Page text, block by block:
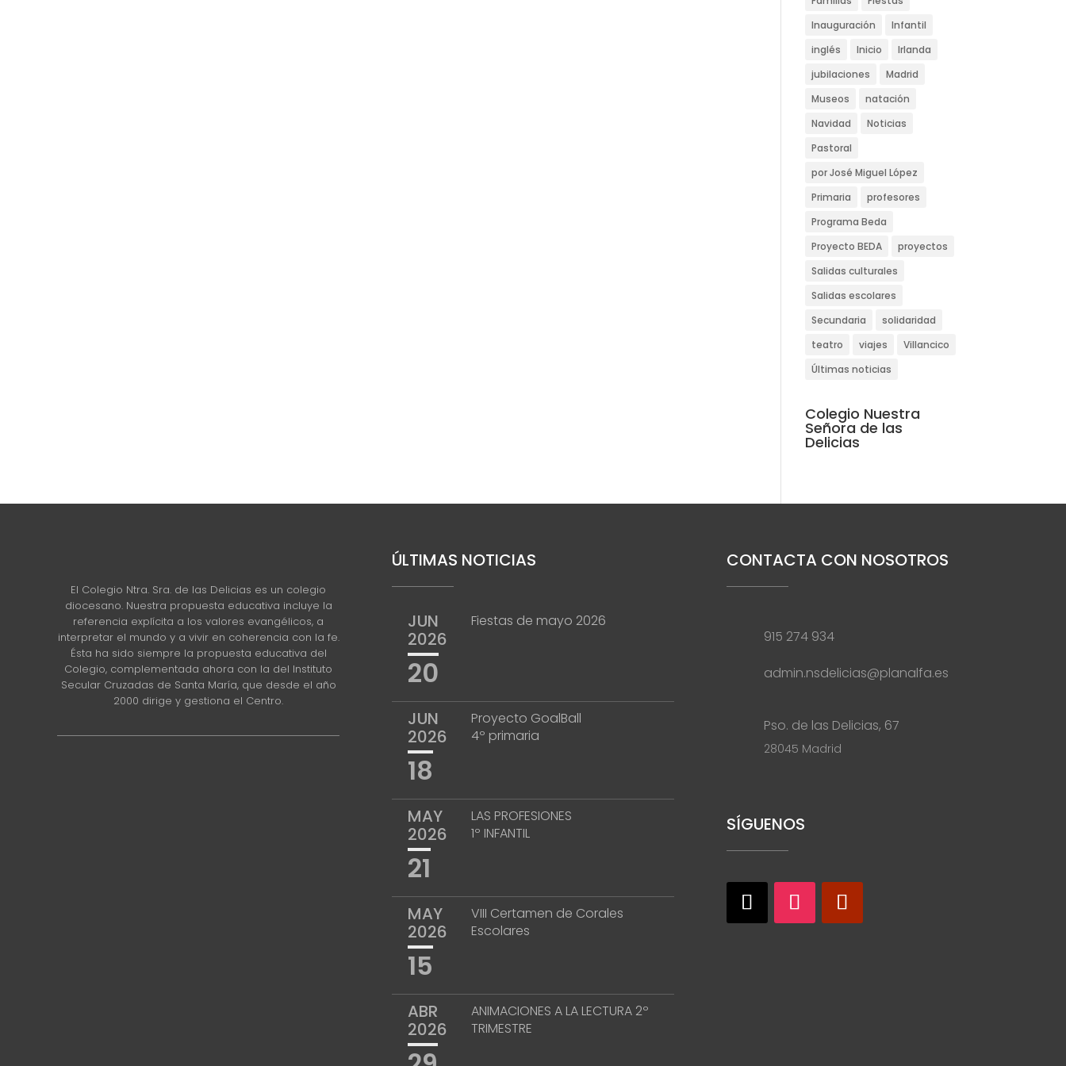
Inauguración
Infantil
inglés
Inicio
Irlanda
jubilaciones
Madrid
Museos
natación
Navidad
Noticias
Pastoral
por José Miguel López
Primaria
profesores
Programa Beda
Proyecto BEDA
proyectos
Salidas culturales
Salidas escolares
Secundaria
solidaridad
teatro
viajes
Villancico
Últimas noticias
Colegio Nuestra
Señora de las
Delicias
El Colegio Ntra. Sra. de las Delicias es un colegio
diocesano. Nuestra propuesta educativa incluye la
referencia explícita a los valores evangélicos, a
interpretar el mundo y a vivir en coherencia con la fe.
Ésta ha sido siempre la propuesta educativa del
Colegio, complementada ahora con la del Instituto
Secular Cruzadas de Santa María, que desde el año
2000 dirige y gestiona el Centro.
ÚLTIMAS NOTICIAS
JUN
2026
20
Fiestas de mayo 2026
JUN
2026
18
Proyecto GoalBall
4º primaria
MAY
2026
21
LAS PROFESIONES
1º INFANTIL
MAY
2026
15
VIII Certamen de Corales
Escolares
ABR
2026
ANIMACIONES A LA LECTURA 2º
TRIMESTRE
CONTACTA CON NOSOTROS
915 274 934
admin.nsdelicias@planalfa.es
Pso. de las Delicias, 67
28045 Madrid
SÍGUENOS